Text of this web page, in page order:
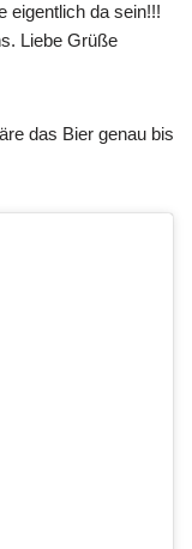
eigentlich da sein!!!
Liebe Grüße
das Bier genau bis